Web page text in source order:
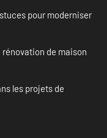
pour moderniser
de maison
les projets de